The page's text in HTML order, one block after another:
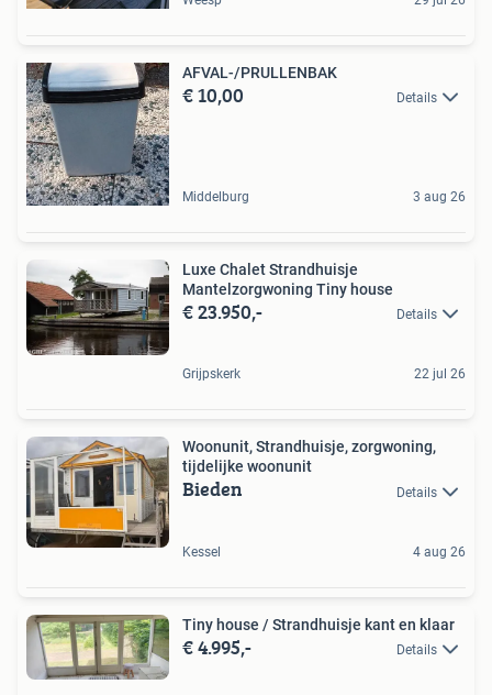
AFVAL-/PRULLENBAK
€ 10,00 Details
Middelburg 3 aug 26
Luxe Chalet Strandhuisje
Mantelzorgwoning Tiny house
€ 23.950,- Details
Grijpskerk 22 jul 26
Woonunit, Strandhuisje, zorgwoning,
tijdelijke woonunit
Bieden Details
Kessel 4 aug 26
Tiny house / Strandhuisje kant en klaar
€ 4.995,- Details